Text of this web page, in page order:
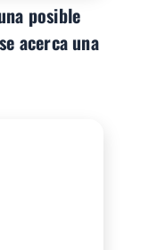
posible
acerca una